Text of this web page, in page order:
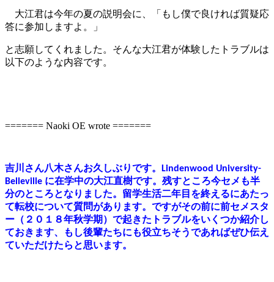
大江君は今年の夏の説明会に、「もし僕で良ければ質疑応
答に参加しますよ。」
と志願してくれました。そんな大江君が体験したトラブルは
以下のような内容です。
======= Naoki OE wrote =======
吉川さん八木さんお久しぶりです。
Lindenwood University-
Belleville に在学中の大江直樹です。残すところ今セメも半
分のところとなりました。留学生活二年目を終えるにあたっ
て転校について質問があります。ですがその前に前セメスタ
ー（２０１８年秋学期）で起きたトラブルをいくつか紹介し
ておきます、もし後輩たちにも役立ちそうであればぜひ伝え
ていただけたらと思います。